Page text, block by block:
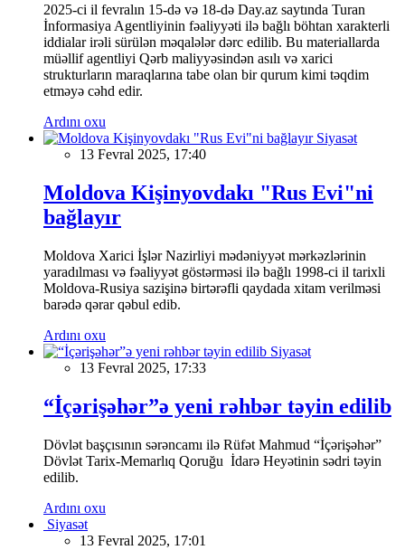
2025-ci il fevralın 15-də və 18-də Day.az saytında Turan
İnformasiya Agentliyinin fəaliyyəti ilə bağlı böhtan xarakterli
iddialar irəli sürülən məqalələr dərc edilib. Bu materiallarda
müəllif agentliyi Qərb maliyyəsindən asılı və xarici
strukturların maraqlarına tabe olan bir qurum kimi təqdim
etməyə cəhd edir.
Ardını oxu
Siyasət
13 Fevral 2025, 17:40
Moldova Kişinyovdakı "Rus Evi"ni
bağlayır
Moldova Xarici İşlər Nazirliyi mədəniyyət mərkəzlərinin
yaradılması və fəaliyyət göstərməsi ilə bağlı 1998-ci il tarixli
Moldova-Rusiya sazişinə birtərəfli qaydada xitam verilməsi
barədə qərar qəbul edib.
Ardını oxu
Siyasət
13 Fevral 2025, 17:33
“İçərişəhər”ə yeni rəhbər təyin edilib
Dövlət başçısının sərəncamı ilə Rüfət Mahmud “İçərişəhər”
Dövlət Tarix-Memarlıq Qoruğu İdarə Heyətinin sədri təyin
edilib.
Ardını oxu
Siyasət
13 Fevral 2025, 17:01